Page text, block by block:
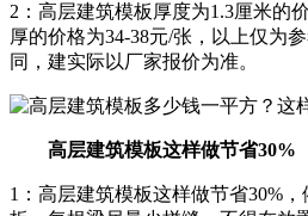
2：高层建筑模板厚度为1.3厘米的
厚的价格为34-38元/张，以上仅为
同，建实际以厂家报价为准。
高层建筑模板这样做节省30%
1：高层建筑模板这样做节省30%